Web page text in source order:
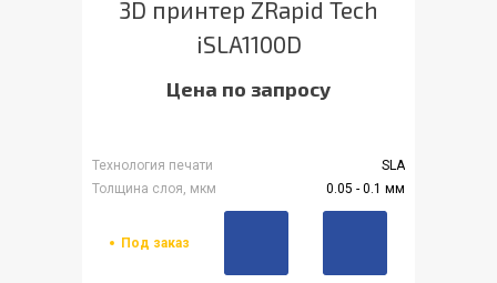
3D принтер ZRapid Tech
iSLA1100D
Цена по запросу
Технология печати
SLA
Толщина слоя, мкм
0.05 - 0.1 мм
Под заказ